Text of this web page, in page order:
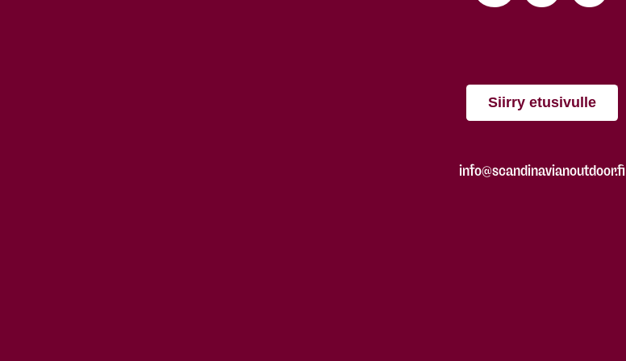
Siirry etusivulle
info@scandinavianoutdoor.fi